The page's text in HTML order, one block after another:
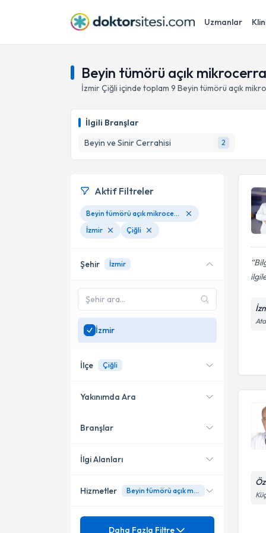
Uzmanlar
Beyin tümörü açık
İzmirÇiğli içinde toplam 9 Beyin tümörü açık
İlgili Branşlar
Beyin ve Sinir Cerrahisi
2
Aktif Filtreler
Beyin tümörü açık mikrocerrahisi
İzmir
Çiğli
Şehir İzmir
İzmir
İlçe Çiğli
Konak
Çiğli
Yakınımda Ara
Konumuma yakın uzmanları
Branşlar
Beyin ve Sinir Cerrahisi
İlgi Alanları
Ameliyatsız bel- boyun fıtığı
Hizmetler Beyin tümörü açık mikrocerrahisi
Mezuniyet
Daha Fazla Filtre